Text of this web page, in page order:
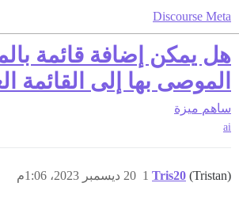
Discourse Meta
هل يمكن إضافة قائمة
الموصى بها إلى القائمة
ساهم ميزة
ai
Tris20 (Tristan) 20 ديسمبر 2023، 1:06م 1